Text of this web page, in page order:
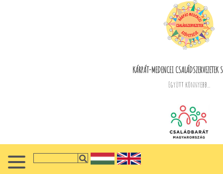
KÁRPÁT-MEDENCEI CSALÁDSZERVEZETEK
Együtt könnyebb...